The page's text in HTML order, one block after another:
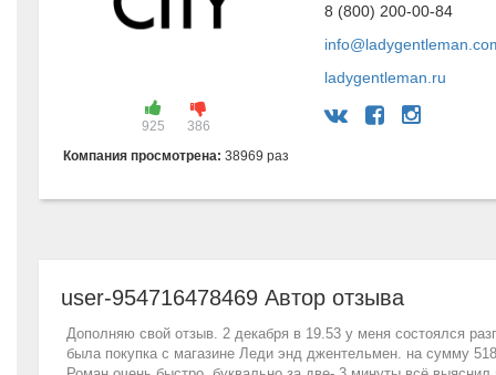
925
386
Компания просмотрена:38969 раз
8 (800) 200-00-84
ladygentleman.ru
user-954716478469 Автор отзыва
Дополняю свой отзыв. 2 декабря в 19.53 у меня состоялся
была покупка с магазине Леди энд джентельмен. на сумму